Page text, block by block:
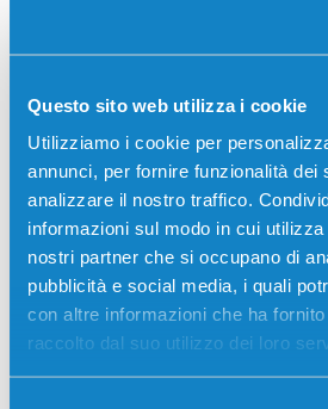
Questo sito web utilizza i cookie
Utilizziamo i cookie per
annunci, per fornire funzionalità dei
analizzare il nostro traffico.
informazioni sul modo in cui
nostri partner che si occupano di
pubblicità e social media, i quali
con altre informazioni che ha
raccolto dal suo utilizzo dei loro